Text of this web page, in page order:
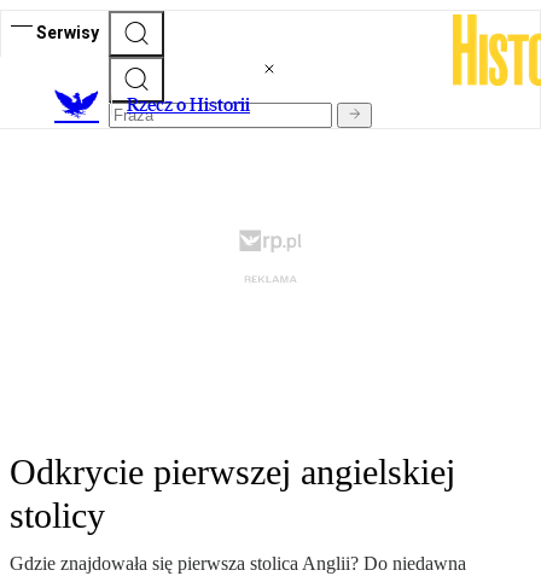
Serwisy
Rzecz o Historii
Odkrycie pierwszej angielskiej
stolicy
Gdzie znajdowała się pierwsza stolica Anglii? Do niedawna